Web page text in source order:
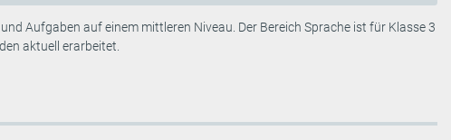
Aufgaben auf einem mittleren Niveau. Der Bereich Sprache ist für Klasse 3
aktuell erarbeitet.